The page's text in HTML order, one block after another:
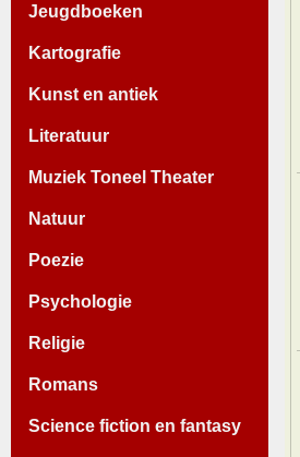
Jeugdboeken
Kartografie
Kunst en antiek
Literatuur
Muziek Toneel Theater
Natuur
Poezie
Psychologie
Religie
Romans
Science fiction en fantasy